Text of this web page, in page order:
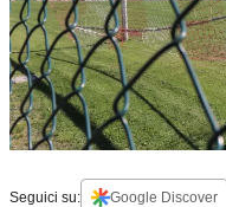
Seguici su: Google Discover